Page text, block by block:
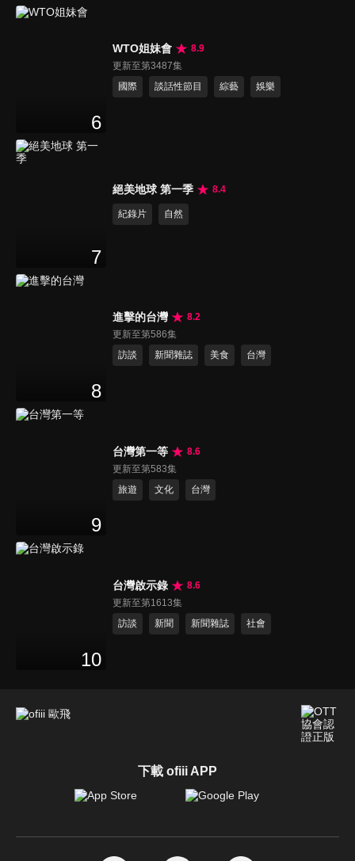
6
WTO姐妹會
8.9
更新至第3487集
國際
談話性節目 綜藝 娛樂
7
絕美地球 第一季 8.4
紀錄片 自然
8
進擊的台灣
8.2
更新至第586集
訪談
新聞雜誌 美食 台灣
9
台灣第一等
8.6
更新至第583集
旅遊
文化 台灣
10
台灣啟示錄
8.6
更新至第1613集
訪談
新聞 新聞雜誌 社會
下載 ofiii APP